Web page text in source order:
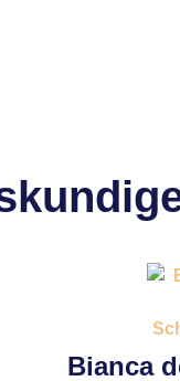
Bianca